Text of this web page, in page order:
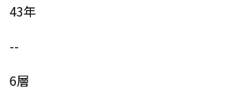
43年
--
6層